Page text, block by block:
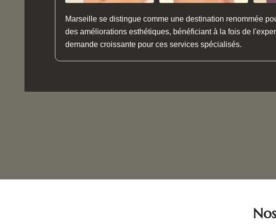
Marseille se distingue comme une destination renommée
des améliorations esthétiques, bénéficiant à la fois de
demande croissante pour ces services spécialisés.